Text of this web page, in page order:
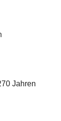
Jahren